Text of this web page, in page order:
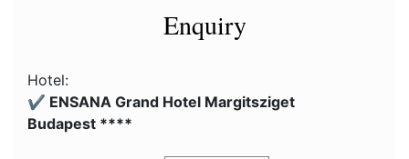
Enquiry
Hotel:
✔️ ENSANA Grand Hotel Margitsziget
Budapest ****